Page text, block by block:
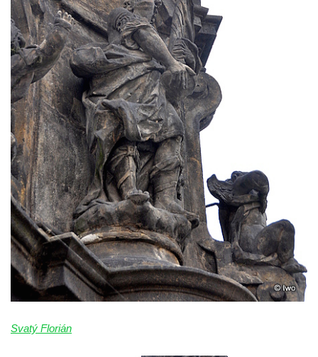
Sloup Panny Marie ve Stráži pod Ralskem
Sloup Panny Marie v Doksech
Sloup se sochami sv. Jana Nepomuckého,
sv. Karla Boromejského a sv. Alžběty
Durynské v Mostě
Sloup se sochami sv. Jana Nepomuckého,
sv. Vojtěcha a sv. Václava v Mostě
Sloup Nejsvětější Trojice v Dubé
Sloup Nejsvětější Trojice v Dubé-Novém
Berštejně
Sloup svatého Floriána na nádvoří hradu
Seeberg
Sloup Panny Marie Bolestné v Brtníkách
Socha sv. Václava u kostela Nanebevzetí
Panny Marie v Žatci
Socha svaté Afry u kostela Nanebevzetí
Svatý Florián